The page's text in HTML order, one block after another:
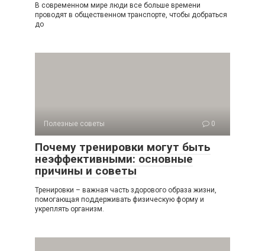
В современном мире люди все больше времени
проводят в общественном транспорте, чтобы добраться
до
Полезные советы 0
Почему тренировки могут быть
неэффективными: основные
причины и советы
Тренировки – важная часть здорового образа жизни,
помогающая поддерживать физическую форму и
укреплять организм.